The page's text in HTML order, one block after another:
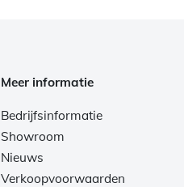
Meer informatie
Bedrijfsinformatie
Showroom
Nieuws
Verkoopvoorwaarden